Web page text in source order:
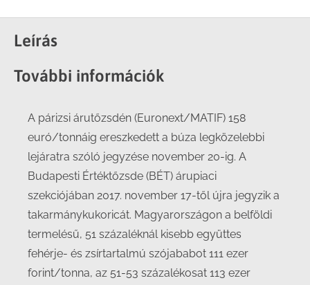
Facebook
X
Leírás
További információk
A párizsi árutőzsdén (Euronext/MATIF) 158
euró/tonnáig ereszkedett a búza legközelebbi
lejáratra szóló jegyzése november 20-ig. A
Budapesti Értéktőzsde (BÉT) árupiaci
szekciójában 2017. november 17-től újra jegyzik a
takarmánykukoricát. Magyarországon a belföldi
termelésű, 51 százaléknál kisebb együttes
fehérje- és zsírtartalmú szójababot 111 ezer
forint/tonna, az 51-53 százalékosat 113 ezer